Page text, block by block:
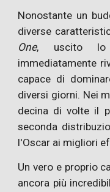
Nonostante un
diverse
One, uscito lo
immediatamente
capace di
diversi giorni. Nei
decina di volte il
seconda
l'Oscar ai migliori
Un vero e proprio
ancora più